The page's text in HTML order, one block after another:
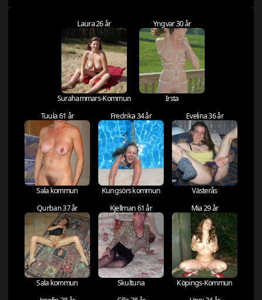
Laura 26 år
Surahammars-Kommun
Yngvar 30 år
Irsta
Tuula 61 år
Sala kommun
Fredrika 34 år
Kungsörs kommun
Evelina 36 år
Västerås
Qurban 37 år
Sala kommun
Kjellman 61 år
Skultuna
Mia 29 år
Köpings-Kommun